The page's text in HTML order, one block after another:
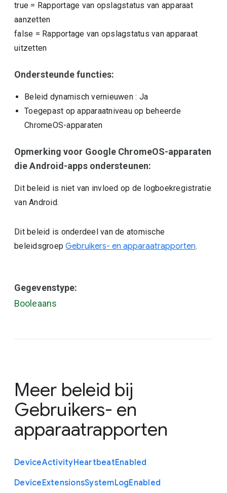
true = Rapportage van opslagstatus van apparaat
aanzetten
false = Rapportage van opslagstatus van apparaat
uitzetten
Ondersteunde functies:
Beleid dynamisch vernieuwen : Ja
Toegepast op apparaatniveau op beheerde
ChromeOS-apparaten
Opmerking voor Google ChromeOS-apparaten
die Android-apps ondersteunen:
Dit beleid is niet van invloed op de logboekregistratie
van Android.
Dit beleid is onderdeel van de atomische
beleidsgroepGebruikers- en apparaatrapporten.
Gegevenstype:
Booleaans
Meer beleid bij
Gebruikers- en
apparaatrapporten
DeviceActivityHeartbeatEnabled
DeviceExtensionsSystemLogEnabled